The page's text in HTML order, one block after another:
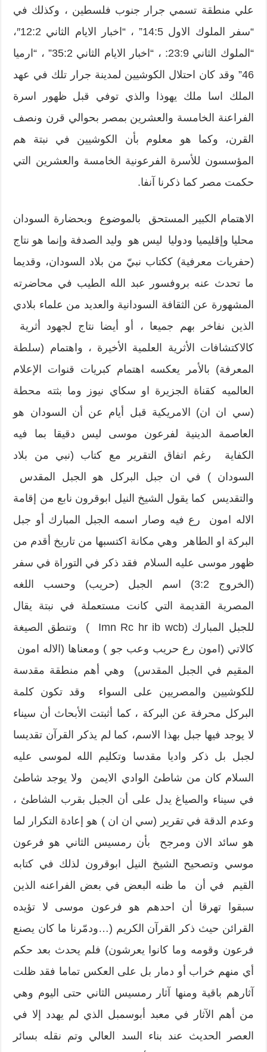
علي منطقة تسمي جرار جنوب فلسطين ، وكذلك في
“سفر الملوك الاول 14:5” ، “اخبار الايام الثاني 12:2″،
“الملوك الثاني 23:9: ، “اخبار الايام الثاني 35:2” ، “ارميا
46” وقد كان احتلال الكوشيين لمدينة جرار تلك في عهد
الملك اسا ملك يهوذا والذي توفي قبل ظهور اسرة
الفراعنة الخامسة والعشرين بمصر بحوالي قرن ونصف
القرن، وكما هو معلوم بأن الكوشيين في نبتة هم
المؤسسون للأسرة الفرعونية الخامسة والعشرين التي
حكمت مصر كما ذكرنا آنفا.
الاهتمام الكبير المستحق بالموضوع وبحضارة السودان
محليا وإقليميا ودوليا ليس هو وليد الصدفة وإنما هو نتاج
(حفريات معرفية) ككتاب نبيّ من بلاد السودان، وقديما
ما تحدث عنه بروفسور عبد الله الطيب في محاضرته
المشهورة عن الثقافة السودانية والعديد من علماء بلادي
الذين نفاخر بهم جميعا ، أو أيضا نتاج لجهود أثرية
كالاكتشافات الأثرية العلمية الأخيرة ، واهتمام (سلطة
المعرفة) بالأمر يعكسه اهتمام كبريات قنوات الإعلام
العالميه كقناة الجزيرة او سكاي نيوز وما بثته محطة
(سي ان ان) الامريكية قبل أيام عن أن السودان هو
العاصمة الدينية لفرعون موسى ليس دقيقا بما فيه
الكفاية رغم اتفاق التقرير مع كتاب (نبي من بلاد
السودان ) في ان جبل البركل هو الجبل المقدس
والتقديس كما يقول الشيخ النيل ابوقرون نابع من إقامة
الاله امون رع فيه وصار اسمه الجبل المبارك أو جبل
البركة او الطاهر وهي مكانة اكتسبها من تاريخ أقدم من
ظهور موسى عليه السلام فقد ذكر في التوراة في سفر
(الخروج 3:2) اسم الجبل (حريب) وحسب اللغه
المصرية القديمة التي كانت مستعملة في نبتة يقال
للجبل المبارك (Imn Rc hr ib wcb ) وتنطق الصيغة
كالاتي (امون رع حريب وعب جو ) ومعناها (الاله امون
المقيم في الجبل المقدس) وهي أهم منطقة مقدسة
للكوشيين والمصريين على السواء وقد تكون كلمة
البركل محرفة عن البركة ، كما أثبتت الأبحاث أن سيناء
لا يوجد فيها جبل بهذا الاسم، كما لم يذكر القرآن تقديسا
لجبل بل ذكر واديا مقدسا وتكليم الله لموسى عليه
السلام كان من شاطئ الوادي الايمن ولا يوجد شاطئ
في سيناء والصياغ يدل على أن الجبل بقرب الشاطئ ،
وعدم الدقة في تقرير (سي ان ان ) هو إعادة التكرار لما
هو سائد الان ومرجح بأن رمسيس الثاني هو فرعون
موسي وتصحيح الشيخ النيل ابوقرون لذلك في كتابه
القيم في أن ما ظنه البعض في بعض الفراعنه الذين
سبقوا تهرقا أن احدهم هو فرعون موسى لا تؤيده
القرائن حيث ذكر القرآن الكريم (…ودمّرنا ما كان يصنع
فرعون وقومه وما كانوا يعرشون) فلم يحدث بعد حكم
أي منهم خراب أو دمار بل على العكس تماما فقد ظلت
آثارهم باقية ومنها آثار رمسيس الثاني حتى اليوم وهي
من أهم الآثار في معبد أبوسمبل الذي لم يهدد إلا في
العصر الحديث عند بناء السد العالي وتم نقله بسائر